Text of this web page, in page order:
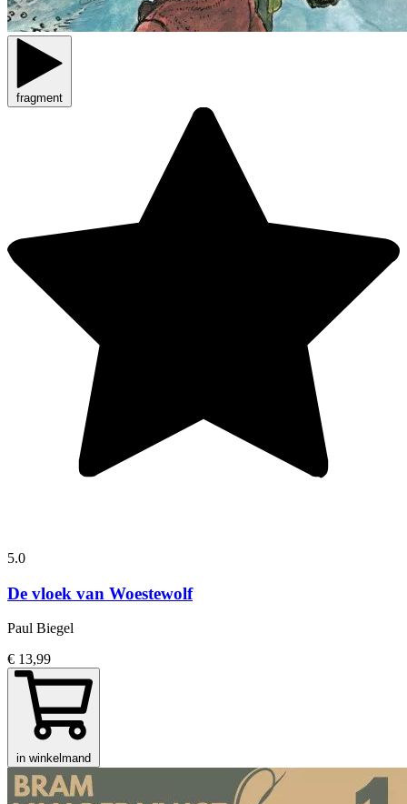
fragment
5.0
De vloek van Woestewolf
Paul Biegel
€ 13,99
in winkelmand